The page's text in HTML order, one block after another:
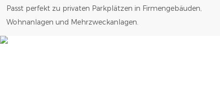
Passt perfekt zu privaten Parkplätzen in Firmengebäuden,
Wohnanlagen und Mehrzweckanlagen.